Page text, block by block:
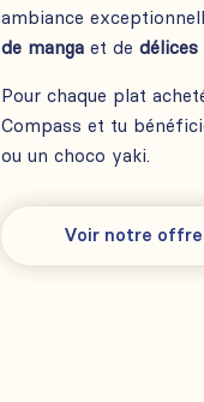
ambiance
de manga et de
Pour chaque plat
Compass et tu
ou un choco yaki.
Voir notre offre